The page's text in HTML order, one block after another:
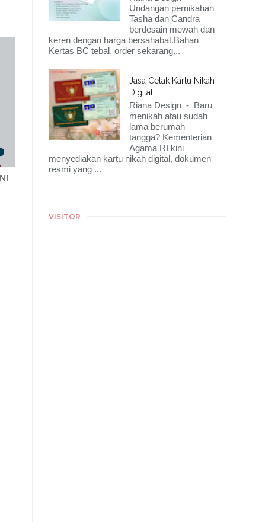
Undangan pernikahan
Tasha dan Candra
berdesain mewah dan
keren dengan harga bersahabat.Bahan
Kertas BC tebal, order sekarang...
Jasa Cetak Kartu Nikah
Digital
Riana Design - Baru
menikah atau sudah
lama berumah
tangga? Kementerian
Agama RI kini
menyediakan kartu nikah digital, dokumen
resmi yang ...
VISITOR